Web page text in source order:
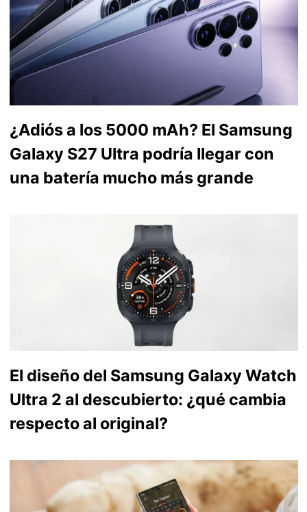
¿Adiós a los 5000 mAh? El Samsung
Galaxy S27 Ultra podría llegar con
una batería mucho más grande
El diseño del Samsung Galaxy Watch
Ultra 2 al descubierto: ¿qué cambia
respecto al original?